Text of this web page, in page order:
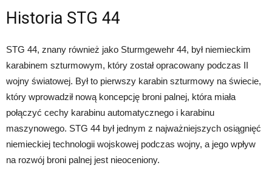
Historia STG 44
STG 44, znany również jako Sturmgewehr 44, był niemieckim
karabinem szturmowym, który został opracowany podczas II
wojny światowej. Był to pierwszy karabin szturmowy na świecie,
który wprowadził nową koncepcję broni palnej, która miała
połączyć cechy karabinu automatycznego i karabinu
maszynowego. STG 44 był jednym z najważniejszych osiągnięć
niemieckiej technologii wojskowej podczas wojny, a jego wpływ
na rozwój broni palnej jest nieoceniony.